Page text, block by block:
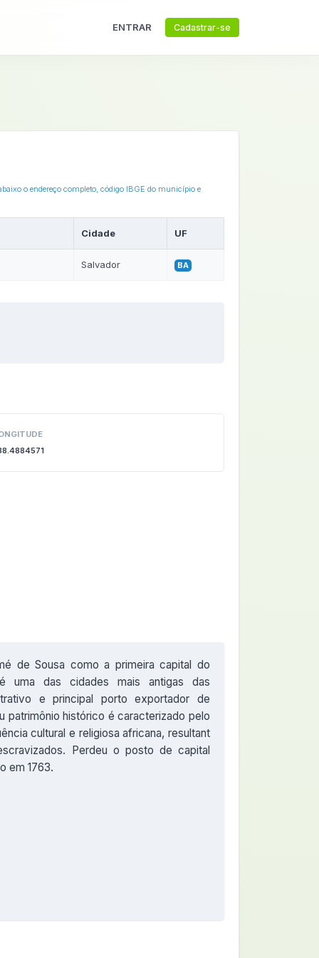
ENTRAR Cadastrar-se
o endereço completo, código IBGE do município e
Cidade UF
Salvador BA
de Sousa como a primeira capital do
uma das cidades mais antigas das
e principal porto exportador de
patrimônio histórico é caracterizado pelo
cultural e religiosa africana, resultant
Perdeu o posto de capital
em 1763.